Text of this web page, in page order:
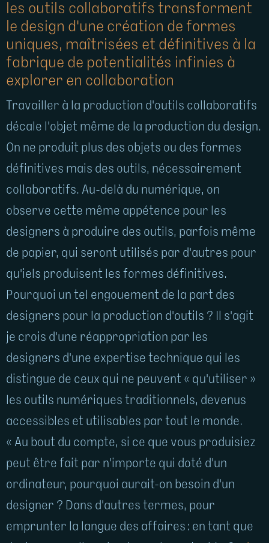
les outils collaboratifs transforment
le design d'une création de formes
uniques, maîtrisées et définitives à la
fabrique de potentialités infinies à
explorer en collaboration
Travailler à la production d'outils collaboratifs
décale l'objet même de la production du design.
On ne produit plus des objets ou des formes
définitives mais des outils, nécessairement
collaboratifs. Au-delà du numérique, on
observe cette même appétence pour les
designers à produire des outils, parfois même
de papier, qui seront utilisés par d'autres pour
qu'iels produisent les formes définitives.
Pourquoi un tel engouement de la part des
designers pour la production d'outils ? Il s'agit
je crois d'une réappropriation par les
designers d'une expertise technique qui les
distingue de ceux qui ne peuvent « qu'utiliser »
les outils numériques traditionnels, devenus
accessibles et utilisables par tout le monde.
« Au bout du compte, si ce que vous produisiez
peut être fait par n'importe qui doté d'un
ordinateur, pourquoi aurait-on besoin d'un
designer ? Dans d'autres termes, pour
emprunter la langue des affaires : en tant que